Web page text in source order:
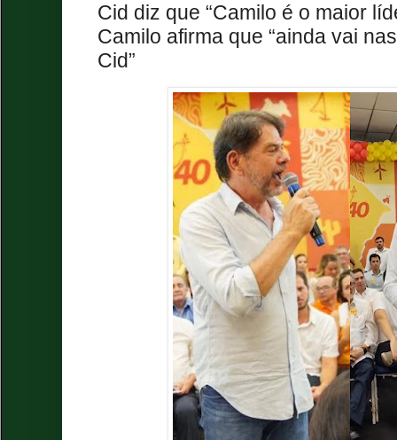
Cid diz que “Camilo é o maior
Camilo afirma que “ainda vai
Cid”